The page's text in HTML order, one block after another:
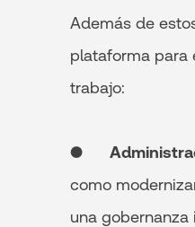
Además de
plataforma para
trabajo:
●
como
una